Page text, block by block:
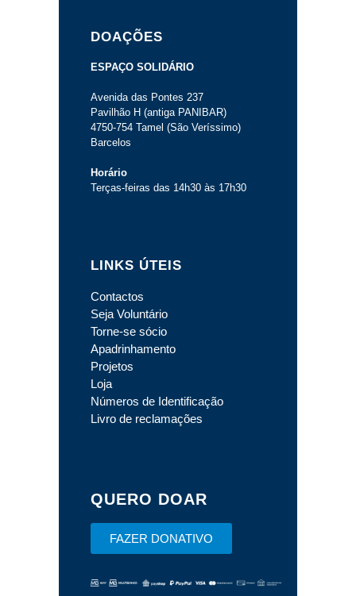
DOAÇÕES
ESPAÇO SOLIDÁRIO
Avenida das Pontes 237
Pavilhão H (antiga PANIBAR)
4750-754 Tamel (São Veríssimo)
Barcelos
Horário
Terças-feiras das 14h30 às 17h30
LINKS ÚTEIS
Contactos
Seja Voluntário
Torne-se sócio
Apadrinhamento
Projetos
Loja
Números de Identificação
Livro de reclamações
QUERO DOAR
FAZER DONATIVO